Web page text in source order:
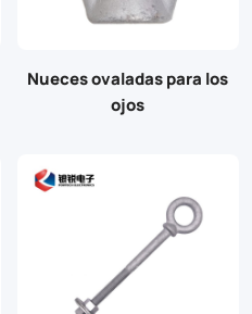
Nueces ovaladas para los
ojos